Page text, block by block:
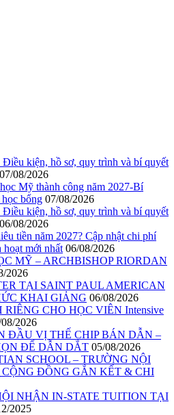
kiện, hồ sơ, quy trình và bí quyết
07/08/2026
Mỹ thành công năm 2027-Bí
bổng 07/08/2026
kiện, hồ sơ, quy trình và bí quyết
06/08/2026
tiền năm 2027? Cập nhật chi phí
hoạt mới nhất 06/08/2026
MỸ – ARCHBISHOP RIORDAN
2026
TẠI SAINT PAUL AMERICAN
KHAI GIẢNG 06/08/2026
CHO HỌC VIÊN Intensive
2026
ĐẦU VỊ THẾ CHIP BÁN DẪN –
ĐỂ DẪN DẮT 05/08/2026
SCHOOL – TRƯỜNG NỘI
ĐỒNG GẮN KẾT & CHI
NHẬN IN-STATE TUITION TẠI
2025